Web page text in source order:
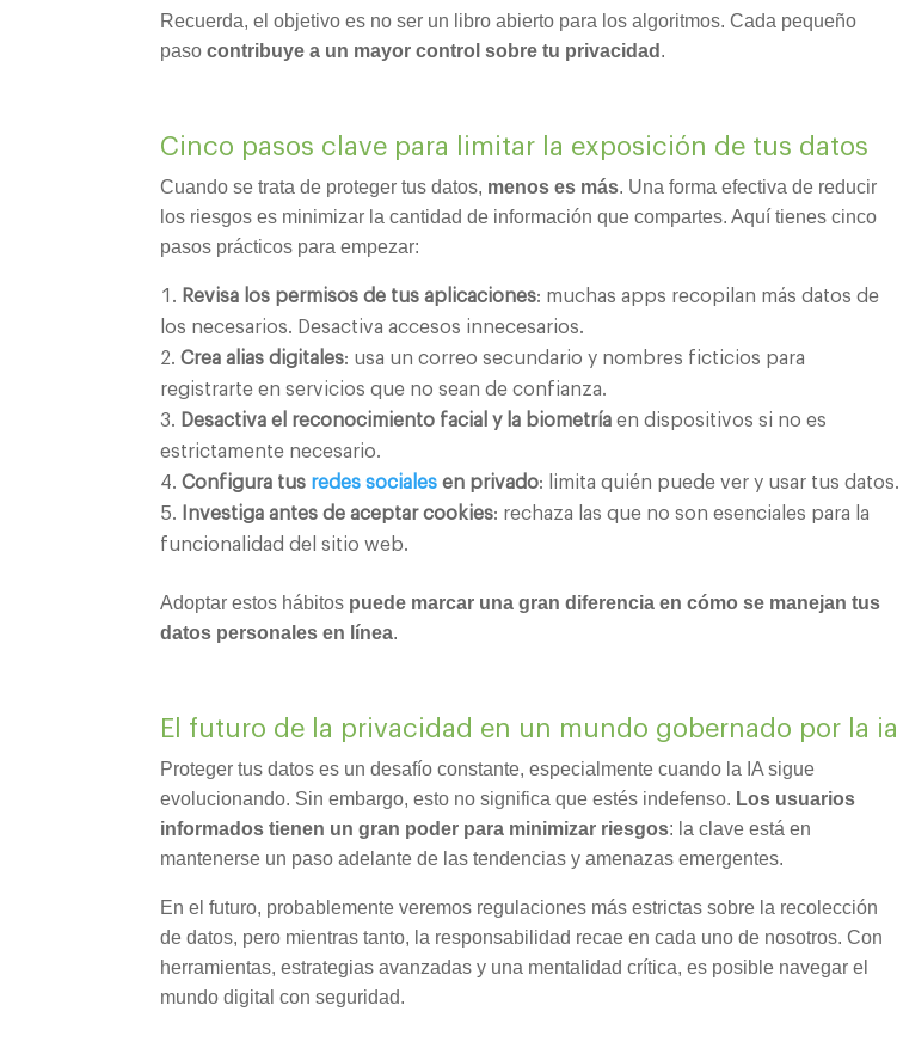
Recuerda, el objetivo es no ser un libro abierto para los algoritmos. Cada pequeño
pasocontribuye a un mayor control sobre tu privacidad .
Cinco pasos clave para limitar la exposición de tus datos
Cuando se trata de proteger tus datos, menos es más. Una forma efectiva de reducir
los riesgos es minimizar la cantidad de información que compartes. Aquí tienes cinco
pasos prácticos para empezar:
Revisa los permisos de tus aplicaciones: muchas apps recopilan más datos de
los necesarios. Desactiva accesos innecesarios.
Crea alias digitales: usa un correo secundario y nombres ficticios para
registrarte en servicios que no sean de confianza.
Desactiva el reconocimiento facial y la biometría en dispositivos si no es
estrictamente necesario.
Configura tus redes sociales en privado: limita quién puede ver y usar tus datos.
Investiga antes de aceptar cookies: rechaza las que no son esenciales para la
funcionalidad del sitio web.
Adoptar estos hábitos puede marcar una gran diferencia en cómo se manejan tus
datos personales en línea.
El futuro de la privacidad en un mundo gobernado por la ia
Proteger tus datos es un desafío constante, especialmente cuando la IA sigue
evolucionando. Sin embargo, esto no significa que estés indefenso. Los usuarios
informados tienen un gran poder para minimizar riesgos: la clave está en
mantenerse un paso adelante de las tendencias y amenazas emergentes.
En el futuro, probablemente veremos regulaciones más estrictas sobre la recolección
de datos, pero mientras tanto, la responsabilidad recae en cada uno de nosotros. Con
herramientas, estrategias avanzadas y una mentalidad crítica, es posible navegar el
mundo digital con seguridad.